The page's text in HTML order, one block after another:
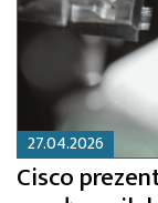
27.04.2026
Cisco